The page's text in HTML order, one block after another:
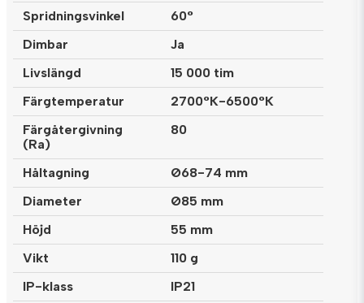
Spridningsvinkel
60°
Dimbar
Ja
Livslängd
15 000 tim
Färgtemperatur
2700°K-6500°K
Färgåtergivning
(Ra)
80
Håltagning
Ø68-74 mm
Diameter
Ø85 mm
Höjd
55 mm
Vikt
110 g
IP-klass
IP21